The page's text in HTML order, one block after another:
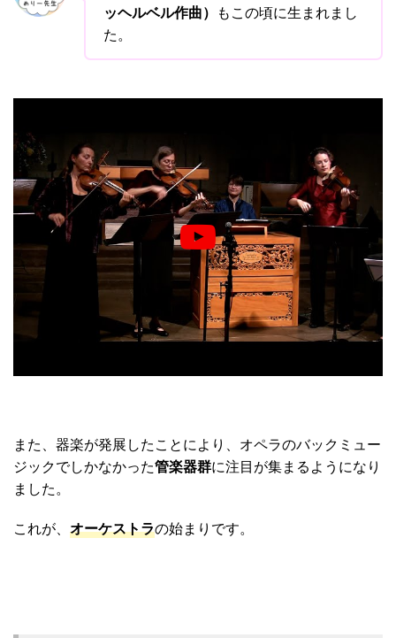
ッヘルベル作曲） もこの頃に生まれまし
た。
また、器楽が発展したことにより、オペラのバックミュー
ジックでしかなかった管楽器群に注目が集まるようになり
ました。
これが、 オーケストラの始まりです。